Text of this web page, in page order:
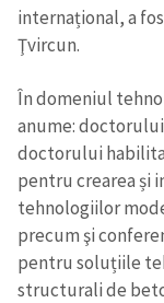
internațional, a
Ţvircun.
În domeniul
anume:
doctorului
pentru crearea și
tehnologiilor
precum şi
pentru soluțiile
structurali de